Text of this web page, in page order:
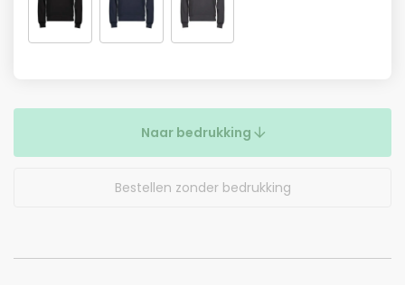
Naar bedrukking
Bestellen zonder bedrukking